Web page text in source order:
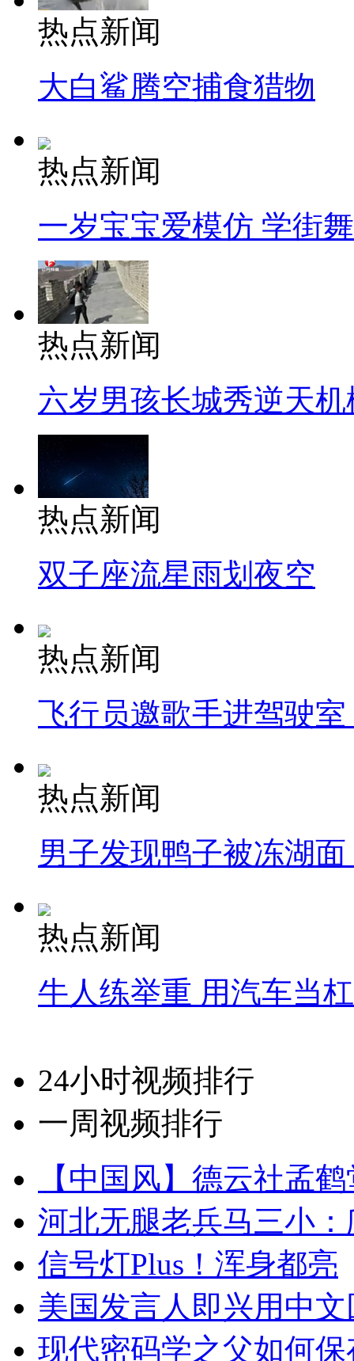
热点新闻
大白鲨腾空捕食猎物
热点新闻
一岁宝宝爱模仿 学街
热点新闻
六岁男孩长城秀逆天机
热点新闻
双子座流星雨划夜空
热点新闻
飞行员邀歌手进驾驶
热点新闻
男子发现鸭子被冻湖
热点新闻
牛人练举重 用汽车当
24小时视频排行
一周视频排行
【中国风】德云社孟
河北无腿老兵马三小
信号灯Plus！浑身都亮
美国发言人即兴用中
现代密码学之父如何